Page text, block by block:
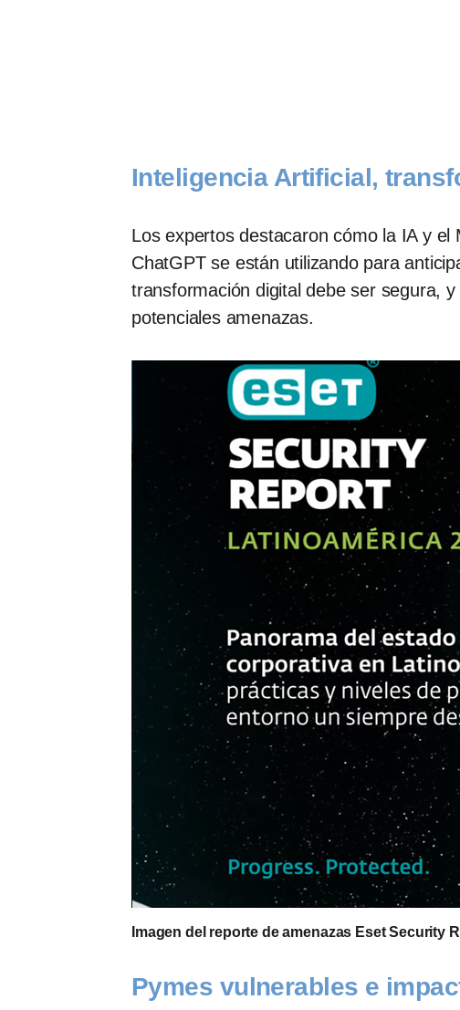
Inteligencia Artificial,
Los expertos destacaron cómo la IA y
ChatGPT se están utilizando para
transformación digital debe ser segura,
potenciales amenazas.
Imagen del reporte de amenazas Eset Security
Pymes vulnerables e